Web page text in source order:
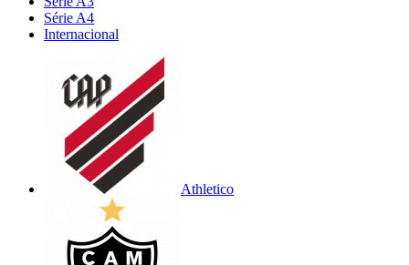
Série A4
Internacional
Athletico